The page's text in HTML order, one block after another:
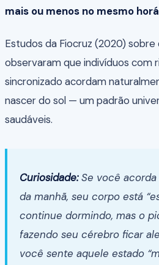
mais ou menos no mesmo
Estudos da Fiocruz (2020)
observaram que indivíduos com
sincronizado acordam
nascer do sol — um padrão
saudáveis.
Curiosidade:Se você acorda
da manhã, seu corpo está
continue dormindo, mas o
fazendo seu cérebro ficar
você sente aquele estado